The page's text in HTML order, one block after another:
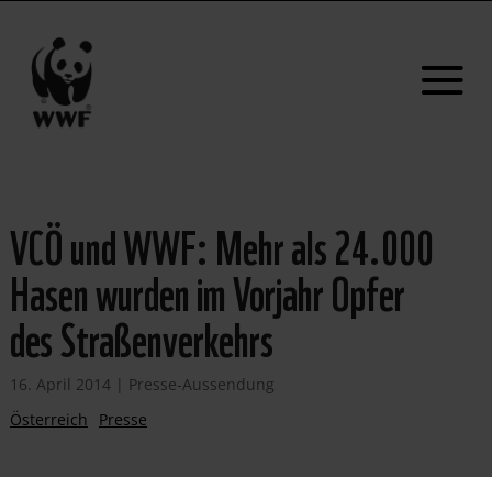
VCÖ und WWF: Mehr als 24.000
Hasen wurden im Vorjahr Opfer
des Straßenverkehrs
16. April 2014| Presse-Aussendung
Österreich
Presse